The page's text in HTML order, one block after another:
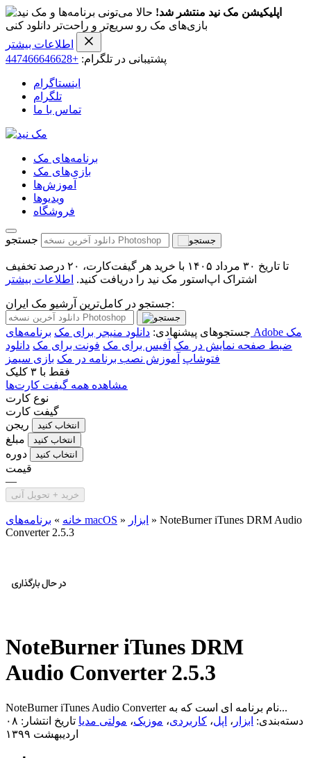
اپلیکیشن مک نید منتشر شد! حالا می‌تونی برنامه‌ها و
بازی‌های مک رو سریع‌تر و راحت‌تر دانلود کنی
اطلاعات بیشتر
پشتیبانی در تلگرام: +447466646628
اینستاگرام
تلگرام
تماس با ما
برنامه‌های مک
بازی‌های مک
آموزش‌ها
ویدیو‌ها
فروشگاه
جستجو
تا تاریخ ۳۰ مرداد ۱۴۰۵ با خرید هر گیفت‌کارت، ۲۰ درصد تخفیف
اشتراک اپ‌استور مک نید را دریافت کنید. اطلاعات بیشتر
جستجو در کامل‌ترین آرشیو مک ایران:
جستجوهای پیشنهادی: دانلود منیجر برای مک
برنامه‌های Adobe مک
ضبط صفحه نمایش در مک آفیس برای مک فونت برای مک دانلود
فتوشاپ آموزش نصب برنامه در مک بازی سیمز
فقط با ۳ کلیک
مشاهده همه گیفت کارت‌ها
نوع کارت
گیفت کارت
ریجن
انتخاب کنید
مبلغ انتخاب کنید
دوره انتخاب کنید
قیمت
—
خرید + تحویل آنی
خانه » برنامه‌های macOS » ابزار » NoteBurner iTunes DRM Audio
Converter 2.5.3
NoteBurner iTunes DRM
Audio Converter 2.5.3
NoteBurner iTunes Audio Converter نام برنامه ای است که به...
دسته‌بندی: ابزار ، اپل، کاربردی، موزیک، مولتی مدیا
تاریخ انتشار: ۰۸
اردیبهشت ۱۳۹۹